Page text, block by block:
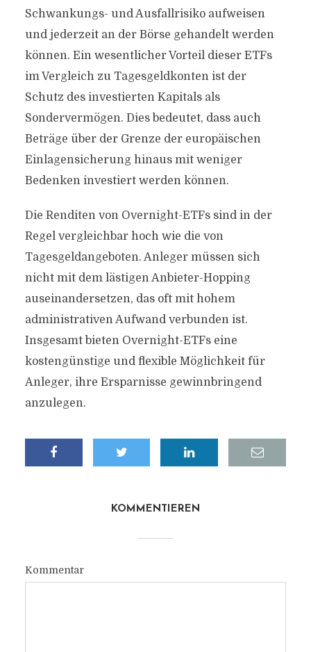
Schwankungs- und Ausfallrisiko aufweisen
und jederzeit an der Börse gehandelt werden
können. Ein wesentlicher Vorteil dieser ETFs
im Vergleich zu Tagesgeldkonten ist der
Schutz des investierten Kapitals als
Sondervermögen. Dies bedeutet, dass auch
Beträge über der Grenze der europäischen
Einlagensicherung hinaus mit weniger
Bedenken investiert werden können.
Die Renditen von Overnight-ETFs sind in der
Regel vergleichbar hoch wie die von
Tagesgeldangeboten. Anleger müssen sich
nicht mit dem lästigen Anbieter-Hopping
auseinandersetzen, das oft mit hohem
administrativen Aufwand verbunden ist.
Insgesamt bieten Overnight-ETFs eine
kostengünstige und flexible Möglichkeit für
Anleger, ihre Ersparnisse gewinnbringend
anzulegen.
KOMMENTIEREN
Kommentar